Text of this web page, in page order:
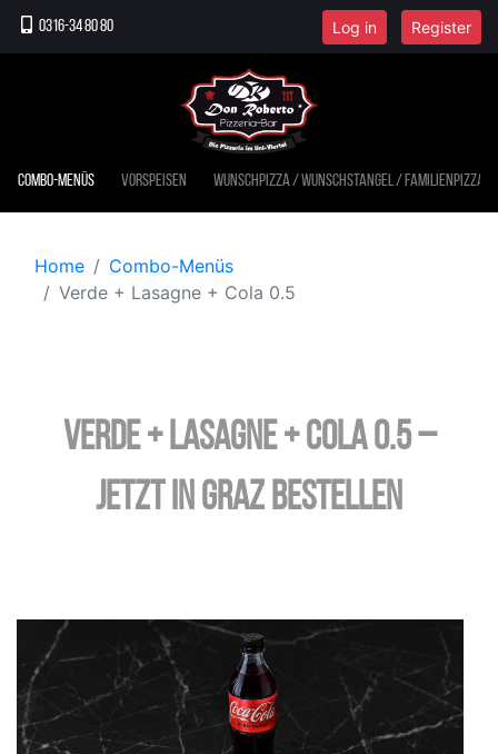
0316-34 80 80 Log in Register
Combo-Menüs Vorspeisen Wunschpizza / Wunschstangel / Familienpizza
Home
Combo-Menüs
Verde + Lasagne + Cola 0.5
Verde + Lasagne + Cola 0.5 –
jetzt in Graz bestellen